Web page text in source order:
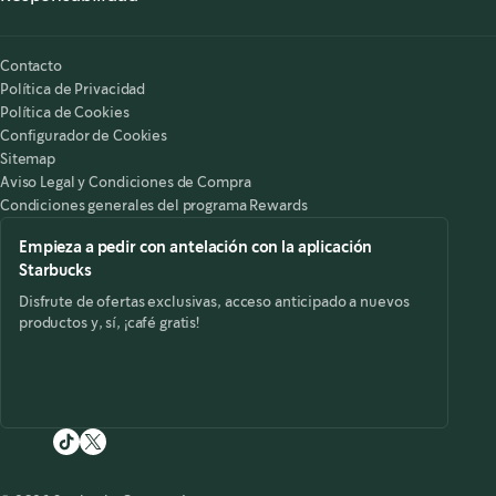
Contacto
Política de Privacidad
Política de Cookies
Configurador de Cookies
Sitemap
Aviso Legal y Condiciones de Compra
Condiciones generales del programa Rewards
Empieza a pedir con antelación con la aplicación
Starbucks
Disfrute de ofertas exclusivas, acceso anticipado a nuevos
productos y, sí, ¡café gratis!